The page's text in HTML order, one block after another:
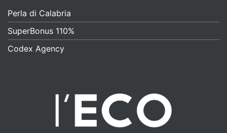
Perla di Calabria
SuperBonus 110%
Codex Agency